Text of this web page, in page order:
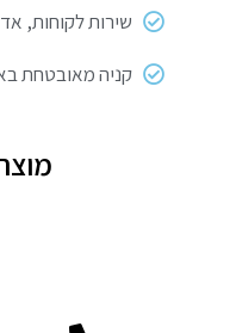
שירות לקוחות,
קניה מאובטחת